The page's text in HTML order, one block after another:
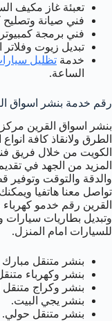
تعبئة غاز مكيف
فني صيانة وتصليح
فني برمجة
تبديل زيوت وفلاتر
خدمة تظليل
الساعة.
رقم خدمة بنشر اسواق
بنشر اسواق القرين
الطرق ولانقاذ كافة
الكويت من خلال فريق
المزيد من الجهد في
والدقة والتوقت
تواصل معنا هاتفيا
القرين رقم خدمو كهرباء
وتبديل بطاريات سيارات
للسيارات امام المنزل.
بنشر متنقل مبارك
بنشر وكهرباء
بنشر وكراج متنقل
بنشر يجي البيت.
بنشر متنقل حولي.